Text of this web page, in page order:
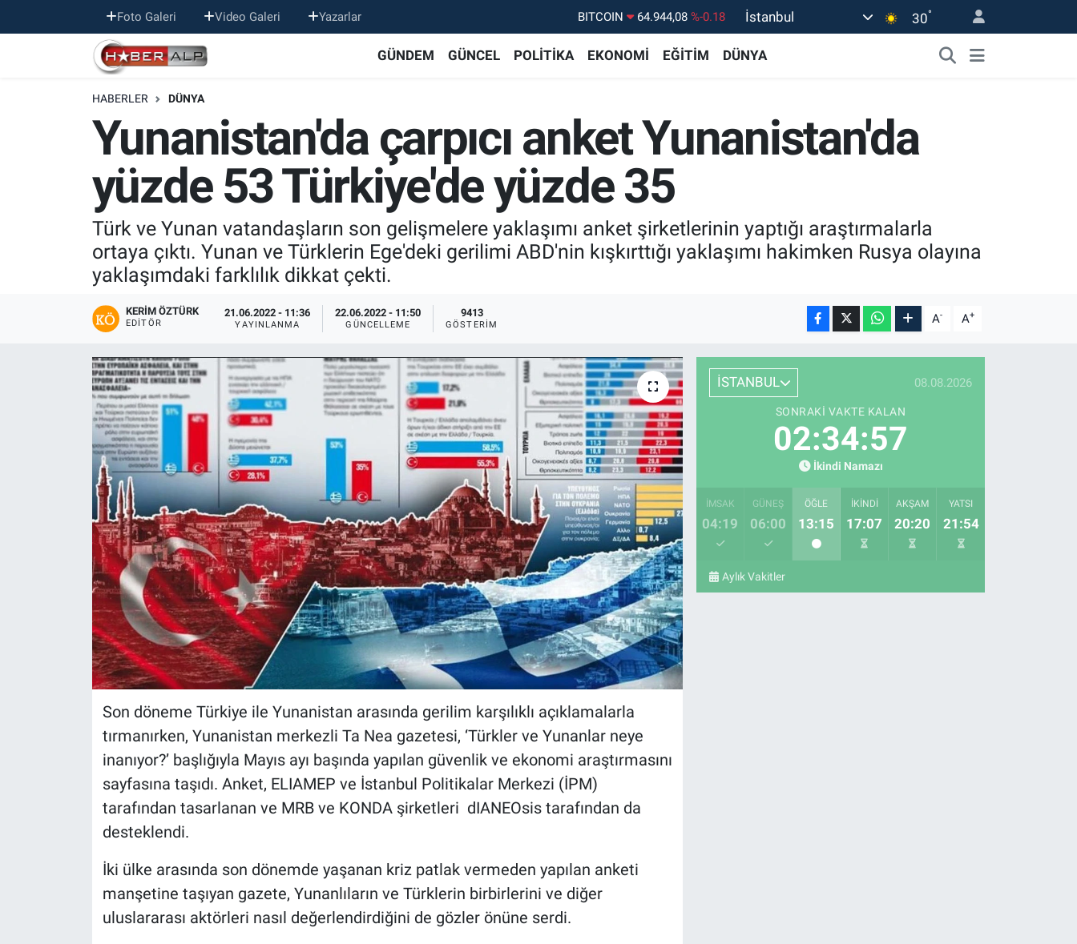
Foto Galeri Video Galeri Yazarlar
EURO
55,2510 %0.32
BİST100
13.779 %-14
İstanbul 30°
GÜNDEM GÜNCEL POLİTİKA EKONOMİ EĞİTİM DÜNYA
HABERLER DÜNYA
Yunanistan'da çarpıcı anket Yunanistan'da
yüzde 53 Türkiye'de yüzde 35
Türk ve Yunan vatandaşların son gelişmelere yaklaşımı anket şirketlerinin yaptığı araştırmalarla
ortaya çıktı. Yunan ve Türklerin Ege'deki gerilimi ABD'nin kışkırttığı yaklaşımı hakimken Rusya olayına
yaklaşımdaki farklılık dikkat çekti.
KERIM ÖZTÜRK
EDITÖR
21.06.2022 - 11:36
YAYINLANMA
22.06.2022 - 11:50
GÜNCELLEME
9413
GÖSTERIM A- A+
Son döneme Türkiye ile Yunanistan arasında gerilim karşılıklı açıklamalarla
tırmanırken, Yunanistan merkezli Ta Nea gazetesi, ‘Türkler ve Yunanlar neye
inanıyor?’ başlığıyla Mayıs ayı başında yapılan güvenlik ve ekonomi araştırmasını
sayfasına taşıdı. Anket, ELIAMEP ve İstanbul Politikalar Merkezi (İPM)
tarafından tasarlanan ve MRB ve KONDA şirketleri dIANEOsis tarafından da
desteklendi.
İki ülke arasında son dönemde yaşanan kriz patlak vermeden yapılan anketi
manşetine taşıyan gazete, Yunanlıların ve Türklerin birbirlerini ve diğer
uluslararası aktörleri nasıl değerlendirdiğini de gözler önüne serdi.
İSTANBUL 08.08.2026
SONRAKI VAKTE KALAN
02:34:56
İkindi Namazı
İMSAK
04:19
GÜNEŞ
06:00
ÖĞLE
13:15
İKINDI
17:07
AKŞAM
20:20
YATSI
21:54
Aylık Vakitler
Nöbetçi Eczaneler
Hava Durumu
Trafik Durumu
Süper Lig Puan Durumu ve Fikstür
Tüm Manşetler
Son Dakika Haberleri
Haber Arşivi